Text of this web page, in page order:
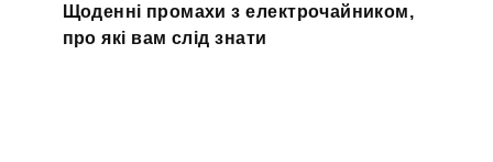
Щоденні промахи з електрочайником,
про які вам слід знати